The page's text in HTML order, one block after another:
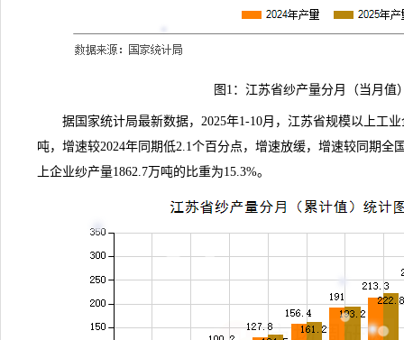
图1：江苏省纱产量分月（当月值
据国家统计局最新数据，2025年1-10月，江苏省规模以上工
吨，增速较2024年同期低2.1个百分点，增速放缓，增速较同期全
上企业纱产量1862.7万吨的比重为15.3%。